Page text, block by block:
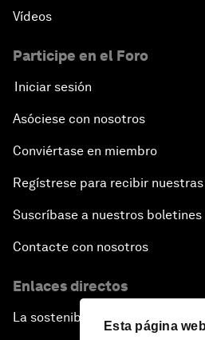
Esta página
Vídeos
Participe en el Foro
Iniciar sesión
Asóciese con nosotros
Conviértase en miembro
Regístrese para recibir
Suscríbase a nuestros boletines
Contacte con nosotros
Enlaces directos
La sostenibilidad en el Foro